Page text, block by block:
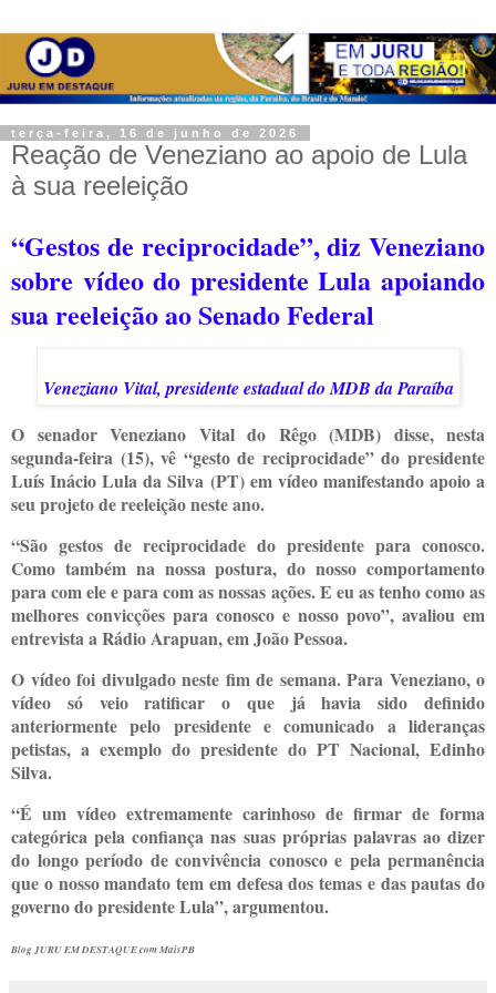
terça-feira, 16 de junho de 2026
Reação de Veneziano ao apoio de Lula
à sua reeleição
“Gestos de reciprocidade”, diz Veneziano
sobre vídeo do presidente Lula apoiando
sua reeleição ao Senado Federal
Veneziano Vital, presidente estadual do MDB da Paraíba
O senador Veneziano Vital do Rêgo (MDB) disse, nesta
segunda-feira (15), vê “gesto de reciprocidade” do presidente
Luís Inácio Lula da Silva (PT) em vídeo manifestando apoio a
seu projeto de reeleição neste ano.
“São gestos de reciprocidade do presidente para conosco.
Como também na nossa postura, do nosso comportamento
para com ele e para com as nossas ações. E eu as tenho como as
melhores convicções para conosco e nosso povo”, avaliou em
entrevista a Rádio Arapuan, em João Pessoa.
O vídeo foi divulgado neste fim de semana. Para Veneziano, o
vídeo só veio ratificar o que já havia sido definido
anteriormente pelo presidente e comunicado a lideranças
petistas, a exemplo do presidente do PT Nacional, Edinho
Silva.
“É um vídeo extremamente carinhoso de firmar de forma
categórica pela confiança nas suas próprias palavras ao dizer
do longo período de convivência conosco e pela permanência
que o nosso mandato tem em defesa dos temas e das pautas do
governo do presidente Lula”, argumentou.
Blog JURU EM DESTAQUE com MaisPB